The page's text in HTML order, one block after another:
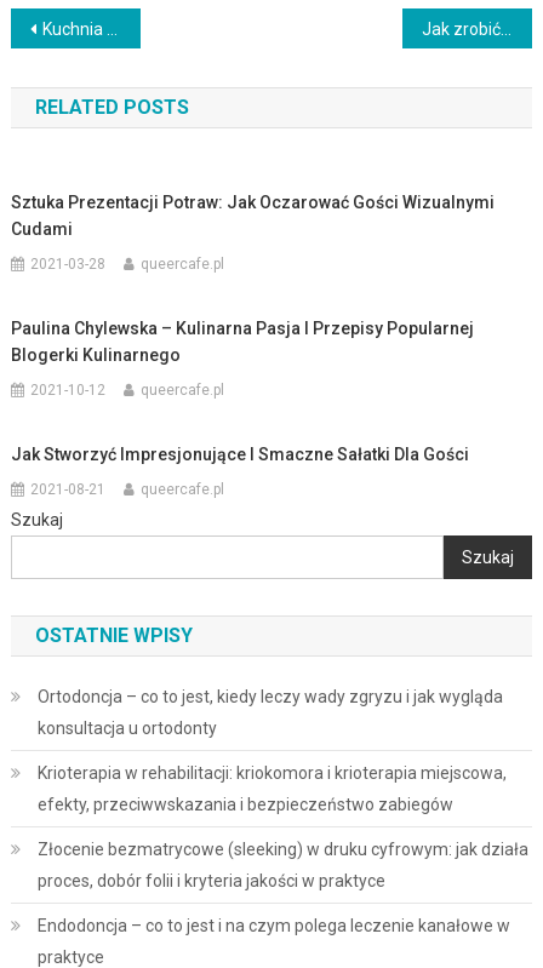
Nawigacja
wpisu
Kuchnia Południowoamerykańska: Odkryj Smaki Amazońskiej Dżungli Jak zrobić zupę pomidorową – Przepis na domową zupę pełną intensywnego smaku
RELATED POSTS
Sztuka Prezentacji Potraw: Jak Oczarować Gości Wizualnymi
Cudami
2021-03-28 queercafe.pl
Paulina Chylewska – Kulinarna Pasja I Przepisy Popularnej
Blogerki Kulinarnego
2021-10-12 queercafe.pl
Jak Stworzyć Impresjonujące I Smaczne Sałatki Dla Gości
2021-08-21 queercafe.pl
Szukaj
Szukaj
OSTATNIE WPISY
Ortodoncja – co to jest, kiedy leczy wady zgryzu i jak wygląda
konsultacja u ortodonty
Krioterapia w rehabilitacji: kriokomora i krioterapia miejscowa,
efekty, przeciwwskazania i bezpieczeństwo zabiegów
Złocenie bezmatrycowe (sleeking) w druku cyfrowym: jak działa
proces, dobór folii i kryteria jakości w praktyce
Endodoncja – co to jest i na czym polega leczenie kanałowe w
praktyce